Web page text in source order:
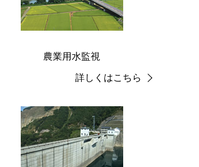
農業用水監視
詳しくはこちら